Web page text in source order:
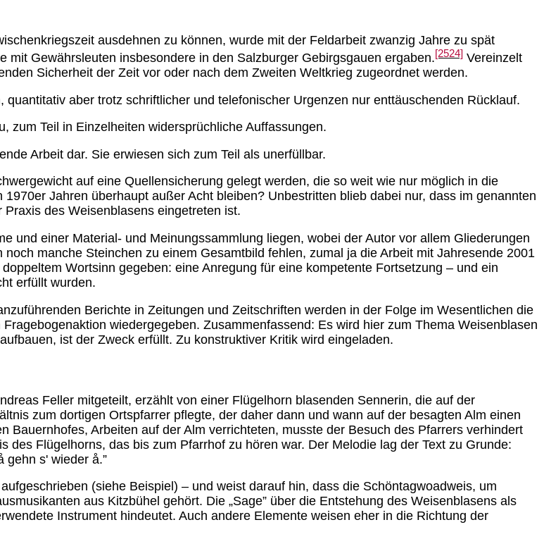
ausdehnen zu können, wurde mit der Feldarbeit zwanzig Jahre zu spät
Gewährsleuten insbesondere in den Salzburger Gebirgsgauen ergaben.[2524] Vereinzelt
Sicherheit der Zeit vor oder nach dem Zweiten Weltkrieg zugeordnet werden.
aber trotz schriftlicher und telefonischer Urgenzen nur enttäuschenden Rücklauf.
zum Teil in Einzelheiten widersprüchliche Auffassungen.
Arbeit dar. Sie erwiesen sich zum Teil als unerfüllbar.
auf eine Quellensicherung gelegt werden, die so weit wie nur möglich in die
Jahren überhaupt außer Acht bleiben? Unbestritten blieb dabei nur, dass im genannten
des Weisenblasens eingetreten ist.
und einer Material- und Meinungssammlung liegen, wobei der Autor vor allem Gliederungen
manche Steinchen zu einem Gesamtbild fehlen, zumal ja die Arbeit mit Jahresende 2001
Wortsinn gegeben: eine Anregung für eine kompetente Fortsetzung – und ein
erfüllt wurden.
Berichte in Zeitungen und Zeitschriften werden in der Folge im Wesentlichen die
wiedergegeben. Zusammenfassend: Es wird hier zum Thema Weisenblasen
ist der Zweck erfüllt. Zu konstruktiver Kritik wird eingeladen.
Feller mitgeteilt, erzählt von einer Flügelhorn blasenden Sennerin, die auf der
zum dortigen Ortspfarrer pflegte, der daher dann und wann auf der besagten Alm einen
Bauernhofes, Arbeiten auf der Alm verrichteten, musste der Besuch des Pfarrers verhindert
Flügelhorns, das bis zum Pfarrhof zu hören war. Der Melodie lag der Text zu Grunde:
gehn s' wieder å.”
(siehe Beispiel) – und weist darauf hin, dass die Schöntagwoadweis, um
aus Kitzbühel gehört. Die „Sage” über die Entstehung des Weisenblasens als
Instrument hindeutet. Auch andere Elemente weisen eher in die Richtung der